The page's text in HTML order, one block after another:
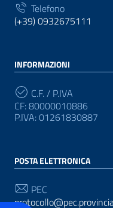
Telefono
(+39) 0932675111
INFORMAZIONI
C.F. / P.IVA
CF: 80000010886
P.IVA: 01261830887
POSTA ELETTRONICA
PEC